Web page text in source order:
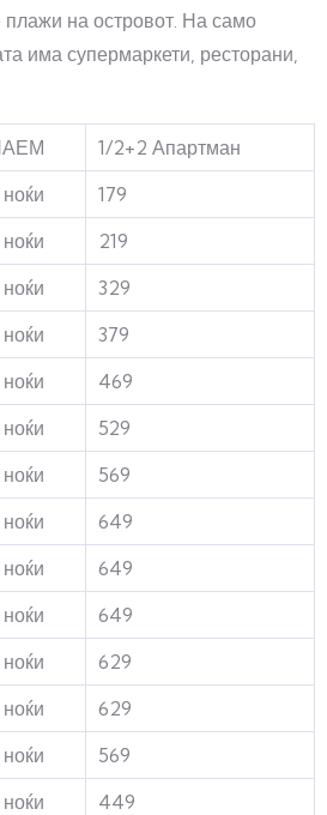
плажи на островот. На само
има супермаркети, ресторани,
1/2+2 Апартман
179
219
329
379
469
529
569
649
649
649
629
629
569
449